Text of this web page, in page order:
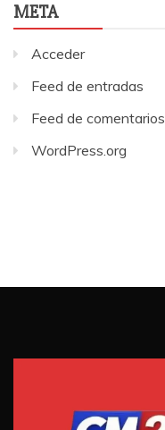
META
Acceder
Feed de entradas
Feed de comentarios
WordPress.org